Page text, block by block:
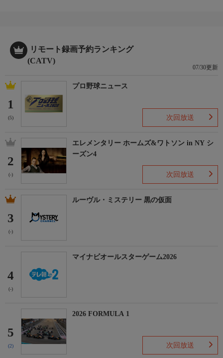
リモート録画予約ランキング
(CATV)
07/30更新
1
(5)
プロ野球ニュース
次回放送
2
(-)
エレメンタリー ホームズ&ワトソン in NY シ
ーズン4
次回放送
3
(-)
ルーヴル・ミステリー 黒の仮面
4
(-)
マイナビオールスターゲーム2026
5
(2)
2026 FORMULA 1
次回放送